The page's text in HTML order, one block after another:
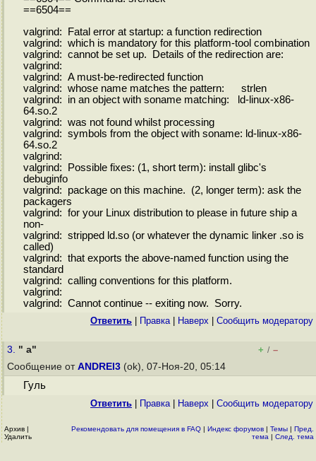
==6504==
valgrind: Fatal error at startup: a function redirection
valgrind: which is mandatory for this platform-tool combination
valgrind: cannot be set up. Details of the redirection are:
valgrind:
valgrind: A must-be-redirected function
valgrind: whose name matches the pattern: strlen
valgrind: in an object with soname matching: ld-linux-x86-
64.so.2
valgrind: was not found whilst processing
valgrind: symbols from the object with soname: ld-linux-x86-
64.so.2
valgrind:
valgrind: Possible fixes: (1, short term): install glibc's
debuginfo
valgrind: package on this machine. (2, longer term): ask the
packagers
valgrind: for your Linux distribution to please in future ship a
non-
valgrind: stripped ld.so (or whatever the dynamic linker .so is
called)
valgrind: that exports the above-named function using the
standard
valgrind: calling conventions for this platform.
valgrind:
valgrind: Cannot continue -- exiting now. Sorry.
Ответить Правка| Наверх Cообщить модератору
3. " а" + / –
Сообщение от ANDREI3 (ok), 07-Ноя-20, 05:14
Гуль
Ответить Правка| Наверх Cообщить модератору
Архив |
Удалить
Рекомендовать для помещения в FAQ | Индекс форумов | Темы | Пред.
тема | След. тема